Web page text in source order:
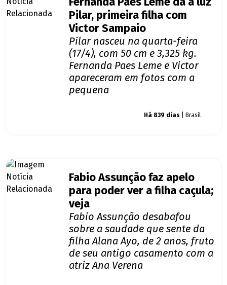
Pilar, primeira filha com
Victor Sampaio
Pilar nasceu na quarta-feira
(17/4), com 50 cm e 3,325 kg.
Fernanda Paes Leme e Victor
apareceram em fotos com a
pequena
Há 839 dias | Brasil
Fabio Assunção faz apelo
para poder ver a filha caçula;
veja
Fabio Assunção desabafou
sobre a saudade que sente da
filha Alana Ayo, de 2 anos, fruto
de seu antigo casamento com a
atriz Ana Verena